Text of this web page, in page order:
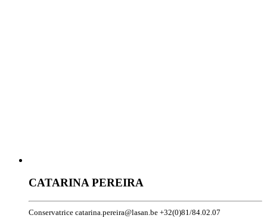
CATARINA PEREIRA
Conservatrice catarina.pereira@lasan.be +32(0)81/84.02.07